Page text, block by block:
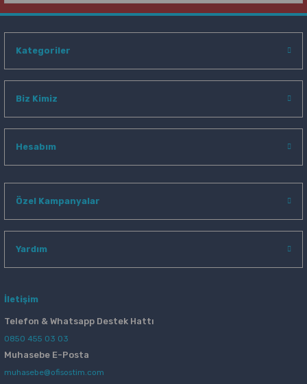
Kategoriler
Biz Kimiz
Hesabım
Özel Kampanyalar
Yardım
İletişim
Telefon & Whatsapp Destek Hattı
0850 455 03 03
Muhasebe E-Posta
muhasebe@ofisostim.com